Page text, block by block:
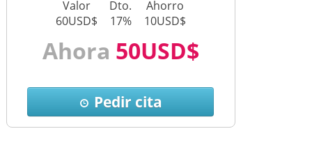
Valor
60USD$
Dto.
17%
Ahorro
10USD$
Ahora 50USD$
Pedir cita